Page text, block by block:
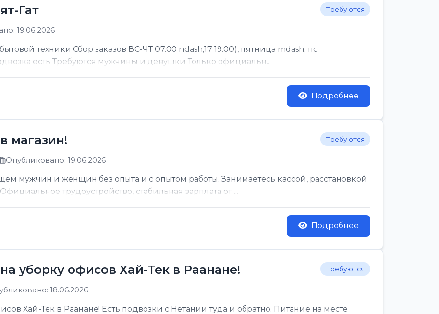
Гат Требуются
19.06.2026
техники Сбор заказов ВС-ЧТ 07.00 ndash;17 19.00), пятница mdash; по
есть Требуются мужчины и девушки Только официальн...
Подробнее
магазин! Требуются
Опубликовано: 19.06.2026
мужчин и женщин без опыта и с опытом работы. Занимаетесь кассой, расстановкой
трудоустройство, стабильная зарплата от ...
Подробнее
уборку офисов Хай-Тек в Раанане! Требуются
18.06.2026
Хай-Тек в Раанане! Есть подвозки с Нетании туда и обратно. Питание на месте